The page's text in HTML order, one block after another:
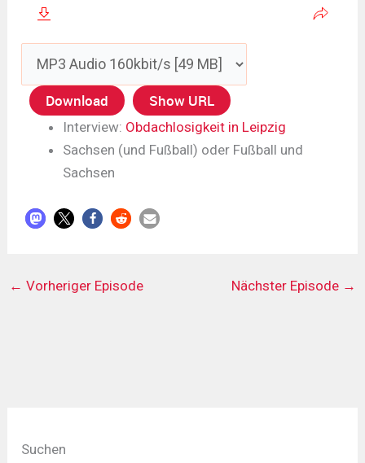
Download Show URL
Interview: Obdachlosigkeit in Leipzig
Sachsen (und Fußball) oder Fußball und
Sachsen
← Vorheriger Episode Nächster Episode →
Suchen